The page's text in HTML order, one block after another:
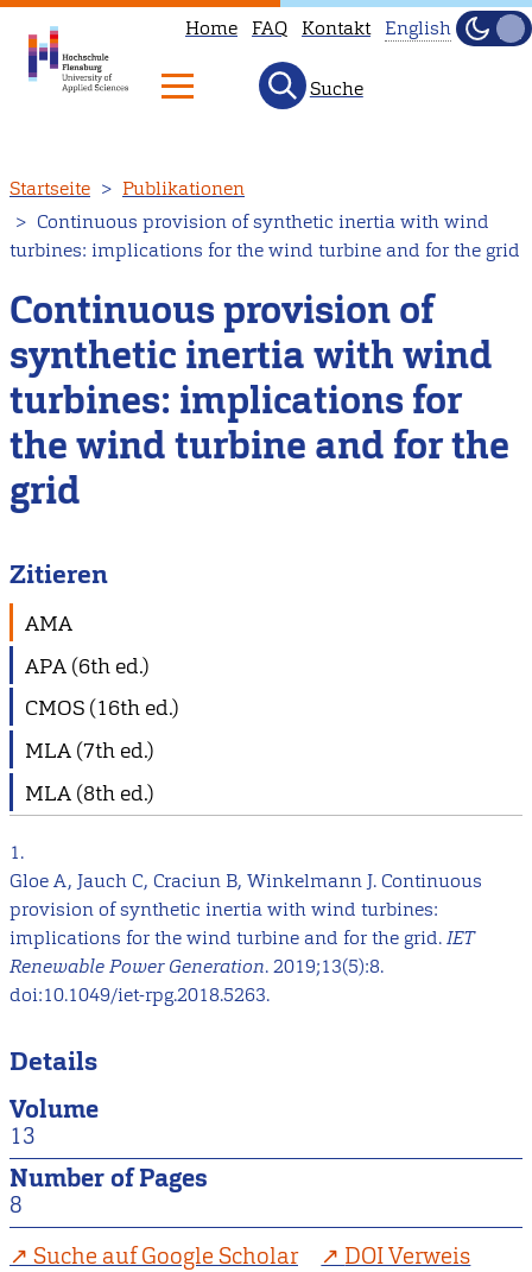
zum
Inhalt
Home FAQ Kontakt
available
in
English.
Head
to
our
English
main
English
Hell
Suche
Startseite
Publikationen
Continuous provision of synthetic inertia with wind
turbines: implications for the wind turbine and for the grid
Continuous provision of
synthetic inertia with wind
turbines: implications for
the wind turbine and for the
grid
Zitieren
AMA
APA (6th ed.)
CMOS (16th ed.)
MLA (7th ed.)
MLA (8th ed.)
1.
Gloe A, Jauch C, Craciun B, Winkelmann J. Continuous
provision of synthetic inertia with wind turbines:
implications for the wind turbine and for the grid.IET
Renewable Power Generation. 2019;13(5):8.
doi:10.1049/iet-rpg.2018.5263.
Details
Volume
13
Number of Pages
8
Suche auf Google Scholar
DOI Verweis